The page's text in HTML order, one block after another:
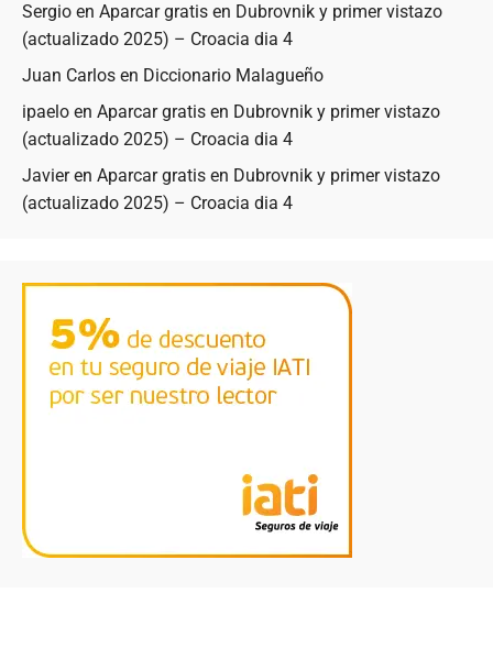
Sergio en Aparcar gratis en Dubrovnik y primer vistazo
(actualizado 2025) – Croacia dia 4
Juan Carlos en Diccionario Malagueño
ipaelo en Aparcar gratis en Dubrovnik y primer vistazo
(actualizado 2025) – Croacia dia 4
Javieren Aparcar gratis en Dubrovnik y primer vistazo
(actualizado 2025) – Croacia dia 4